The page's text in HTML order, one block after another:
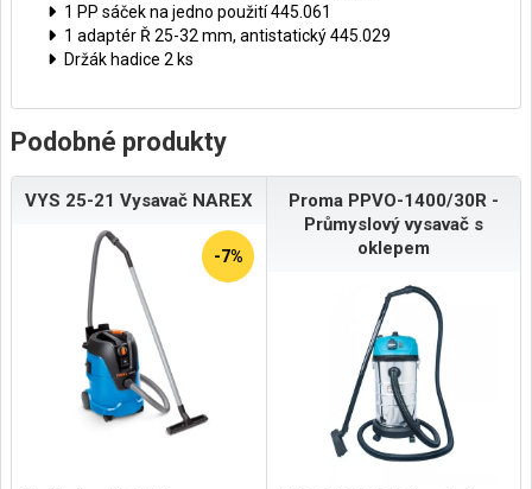
1 PP sáček na jedno použití 445.061
1 adaptér Ř 25-32 mm, antistatický 445.029
Držák hadice 2 ks
Podobné produkty
VYS 25-21 Vysavač NAREX
-7%
Proma PPVO-1400/30R -
Průmyslový vysavač s
oklepem